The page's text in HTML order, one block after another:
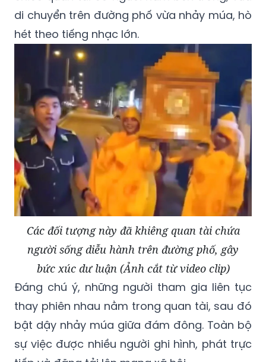
hét theo tiếng nhạc lớn.
Các đối tượng này đã khiêng quan tài chứa
người sống diễu hành trên đường phố, gây
bức xúc dư luận (Ảnh cắt từ video clip)
Đáng chú ý, những người tham gia liên tục
thay phiên nhau nằm trong quan tài, sau đó
bật dậy nhảy múa giữa đám đông. Toàn bộ
sự việc được nhiều người ghi hình, phát trực
tiếp và đăng tải lên mạng xã hội.
Các đoạn video sau đó lan truyền nhanh